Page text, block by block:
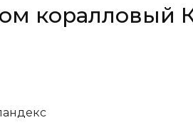
коралловый